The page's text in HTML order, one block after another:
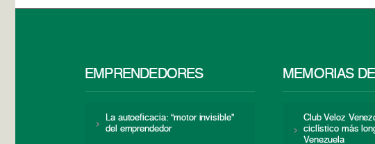
EMPRENDEDORES
La autoeficacia: “motor invisible”
del emprendedor
MEMORIAS
Club Veloz
ciclístico más
Venezuela